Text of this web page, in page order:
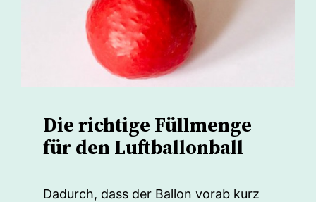
Die richtige Füllmenge
für den Luftballonball
Dadurch, dass der Ballon vorab kurz